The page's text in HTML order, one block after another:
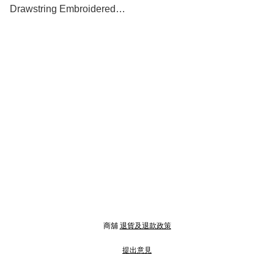
Drawstring Embroidered
商舖 退貨及退款政策
提出意見